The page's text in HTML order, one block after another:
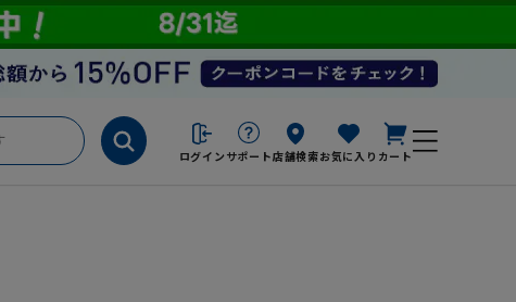
ログイン サポート店舗検索お気に入り カート